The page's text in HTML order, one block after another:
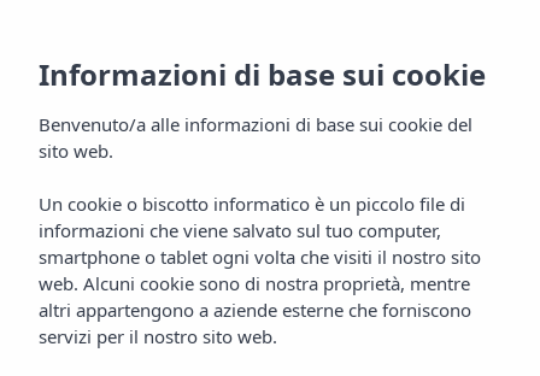
Seahorse Ibiza
Beach Club
Informazioni di base sui cookie
Benvenuto/a alle informazioni di base sui cookie del
sito web.
Un cookie o biscotto informatico è un piccolo file di
informazioni che viene salvato sul tuo computer,
smartphone o tablet ogni volta che visiti il nostro sito
web. Alcuni cookie sono di nostra proprietà, mentre
altri appartengono a aziende esterne che forniscono
servizi per il nostro sito web.